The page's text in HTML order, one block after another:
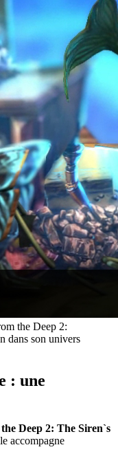
the Deep 2:
dans son univers
: une
Deep 2: The Siren`s
accompagne